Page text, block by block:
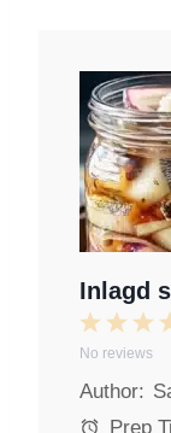
Inlagd
3
t
a
2
S
t
a
1
S
t
a
No reviews
Author:
Prep